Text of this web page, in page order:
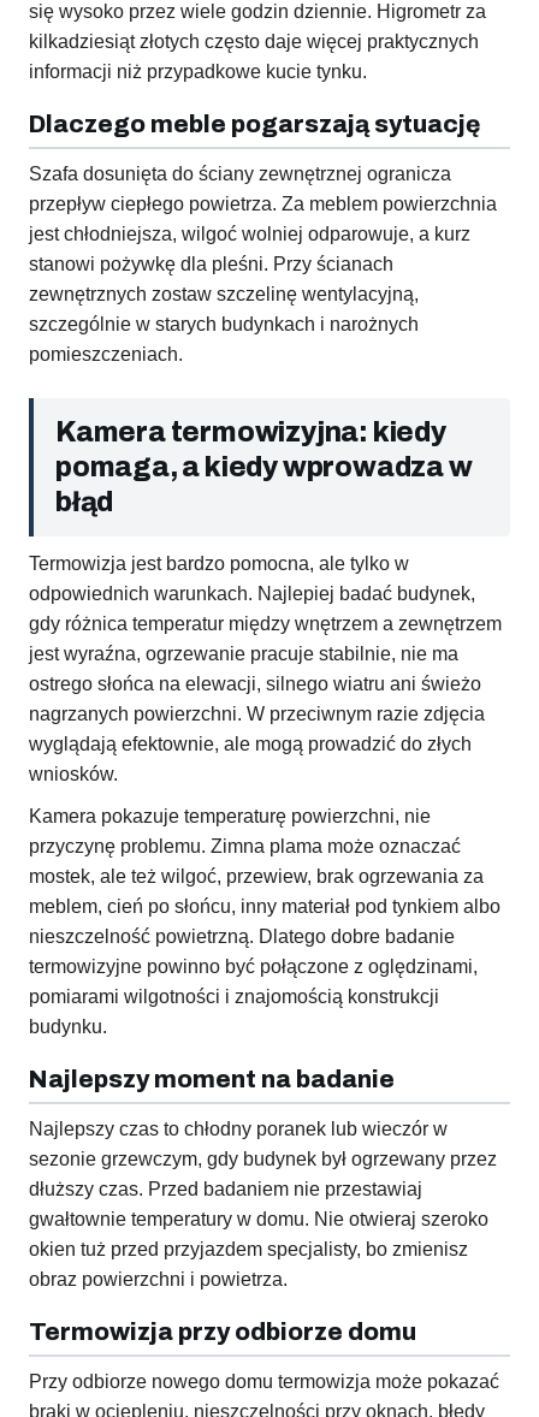
się wysoko przez wiele godzin dziennie. Higrometr za
kilkadziesiąt złotych często daje więcej praktycznych
informacji niż przypadkowe kucie tynku.
Dlaczego meble pogarszają sytuację
Szafa dosunięta do ściany zewnętrznej ogranicza
przepływ ciepłego powietrza. Za meblem powierzchnia
jest chłodniejsza, wilgoć wolniej odparowuje, a kurz
stanowi pożywkę dla pleśni. Przy ścianach
zewnętrznych zostaw szczelinę wentylacyjną,
szczególnie w starych budynkach i narożnych
pomieszczeniach.
Kamera termowizyjna: kiedy
pomaga, a kiedy wprowadza w
błąd
Termowizja jest bardzo pomocna, ale tylko w
odpowiednich warunkach. Najlepiej badać budynek,
gdy różnica temperatur między wnętrzem a zewnętrzem
jest wyraźna, ogrzewanie pracuje stabilnie, nie ma
ostrego słońca na elewacji, silnego wiatru ani świeżo
nagrzanych powierzchni. W przeciwnym razie zdjęcia
wyglądają efektownie, ale mogą prowadzić do złych
wniosków.
Kamera pokazuje temperaturę powierzchni, nie
przyczynę problemu. Zimna plama może oznaczać
mostek, ale też wilgoć, przewiew, brak ogrzewania za
meblem, cień po słońcu, inny materiał pod tynkiem albo
nieszczelność powietrzną. Dlatego dobre badanie
termowizyjne powinno być połączone z oględzinami,
pomiarami wilgotności i znajomością konstrukcji
budynku.
Najlepszy moment na badanie
Najlepszy czas to chłodny poranek lub wieczór w
sezonie grzewczym, gdy budynek był ogrzewany przez
dłuższy czas. Przed badaniem nie przestawiaj
gwałtownie temperatury w domu. Nie otwieraj szeroko
okien tuż przed przyjazdem specjalisty, bo zmienisz
obraz powierzchni i powietrza.
Termowizja przy odbiorze domu
Przy odbiorze nowego domu termowizja może pokazać
braki w ociepleniu, nieszczelności przy oknach, błędy